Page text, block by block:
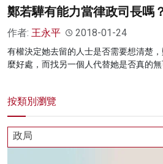
鄭若驊有能力當律政司長嗎
作者: 王永平 2018-01-24
有權決定她去留的人士是否需要想清楚
麼好處，而找另一個人代替她是否真的無
按類別瀏覽
政局